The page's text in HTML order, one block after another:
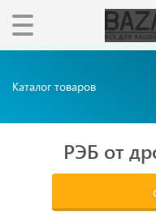
Каталог товаров
РЭБ от